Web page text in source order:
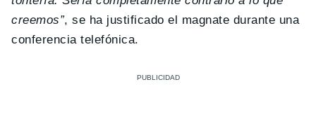
creemos”, se ha justificado el magnate durante una
conferencia telefónica.